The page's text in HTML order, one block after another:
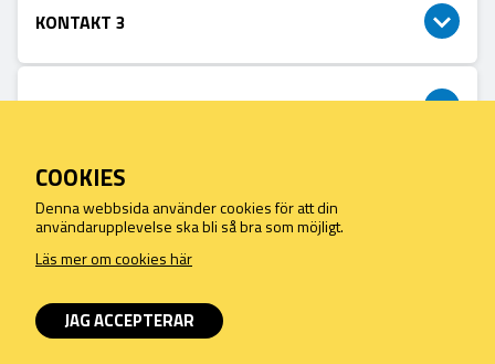
KONTAKT 3
KONTAKT 4
When you make purchases on this site, you agree to our terms of
sale and privacy under GDPR
Read more about our terms and conditions
COOKIES
Denna webbsida använder cookies för att din
användarupplevelse ska bli så bra som möjligt.
Läs mer om cookies här
JAG ACCEPTERAR